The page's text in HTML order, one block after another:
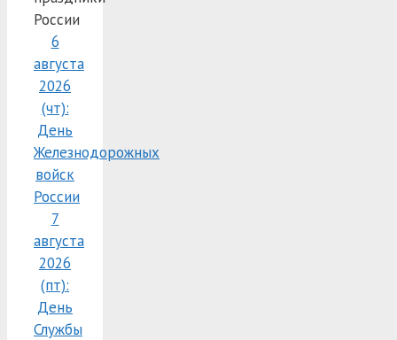
России
6
августа
2026
(чт):
День
Железнодорожных
войск
России
7
августа
2026
(пт):
День
Службы